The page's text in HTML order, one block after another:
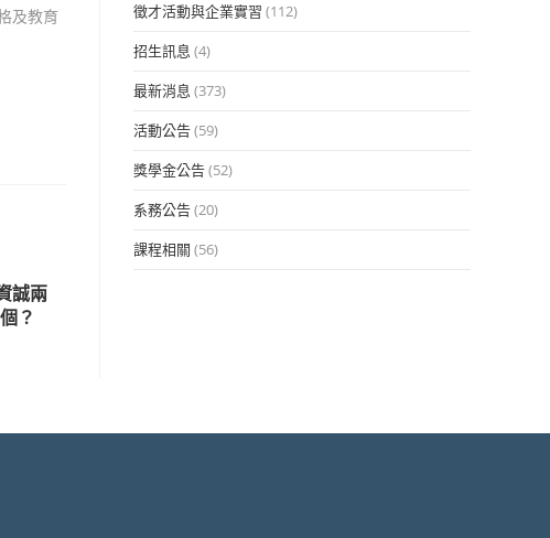
及教育
誠兩
？
徵才活動與企業實習 (112)
招生訊息 (4)
最新消息 (373)
活動公告(59)
獎學金公告(52)
系務公告(20)
課程相關 (56)